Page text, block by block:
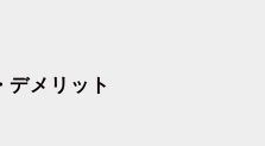
デメリット